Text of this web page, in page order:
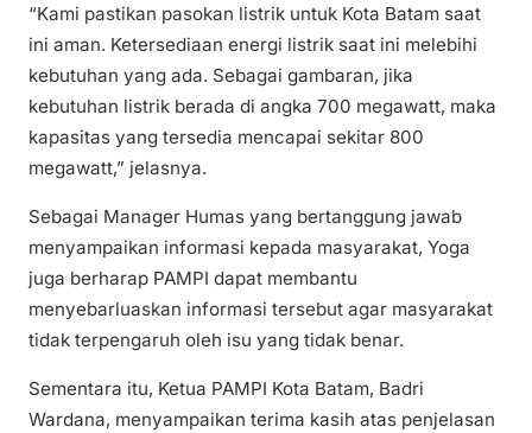
“Kami pastikan pasokan listrik untuk Kota Batam saat
ini aman. Ketersediaan energi listrik saat ini melebihi
kebutuhan yang ada. Sebagai gambaran, jika
kebutuhan listrik berada di angka 700 megawatt, maka
kapasitas yang tersedia mencapai sekitar 800
megawatt,” jelasnya.
Sebagai Manager Humas yang bertanggung jawab
menyampaikan informasi kepada masyarakat, Yoga
juga berharap PAMPI dapat membantu
menyebarluaskan informasi tersebut agar masyarakat
tidak terpengaruh oleh isu yang tidak benar.
Sementara itu, Ketua PAMPI Kota Batam, Badri
Wardana, menyampaikan terima kasih atas penjelasan